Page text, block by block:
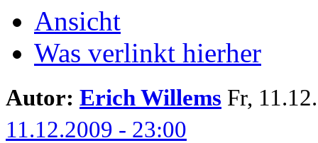
Ansicht
Was verlinkt hierher
Autor: Erich Willems Fr,
11.12.2009 - 23:00